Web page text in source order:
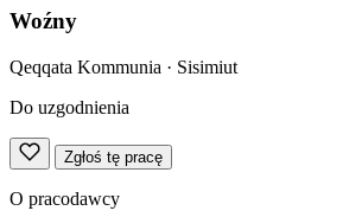
Woźny
Qeqqata Kommunia · Sisimiut
Do uzgodnienia
Zgłoś tę pracę
O pracodawcy